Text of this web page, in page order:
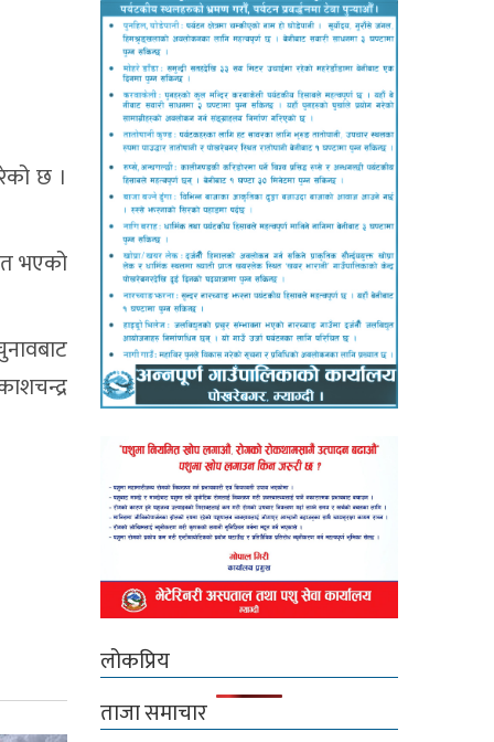
छ ।
भएको
लोकप्रिय
ताजा समाचार